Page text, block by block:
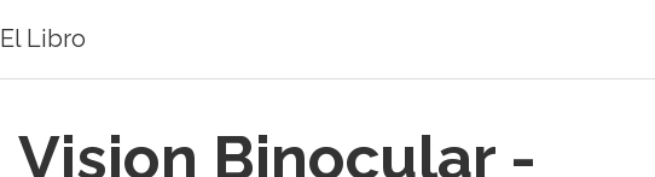
El Libro
Vision Binocular -